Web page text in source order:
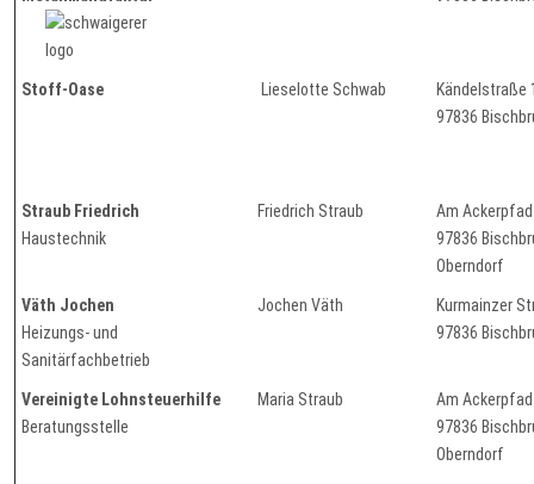
Stoff-Oase Lieselotte Schwab
Kändelstraße
97836
Straub Friedrich
Haustechnik
Friedrich Straub
Am
97836
Oberndorf
Väth Jochen
Heizungs- und
Sanitärfachbetrieb
Jochen Väth
Kurmainzer
97836
Vereinigte Lohnsteuerhilfe
Beratungsstelle
Maria Straub
Am
97836
Oberndorf